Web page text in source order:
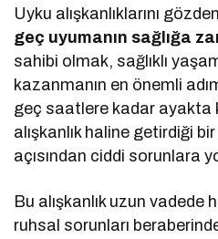
Uyku alışkanlıklarını
geç uyumanın sağlığa
sahibi olmak, sağlıklı
kazanmanın en önemli
geç saatlere kadar ayakta
alışkanlık haline getirdiği
açısından ciddi sorunlara
Bu alışkanlık uzun vadede
ruhsal sorunları